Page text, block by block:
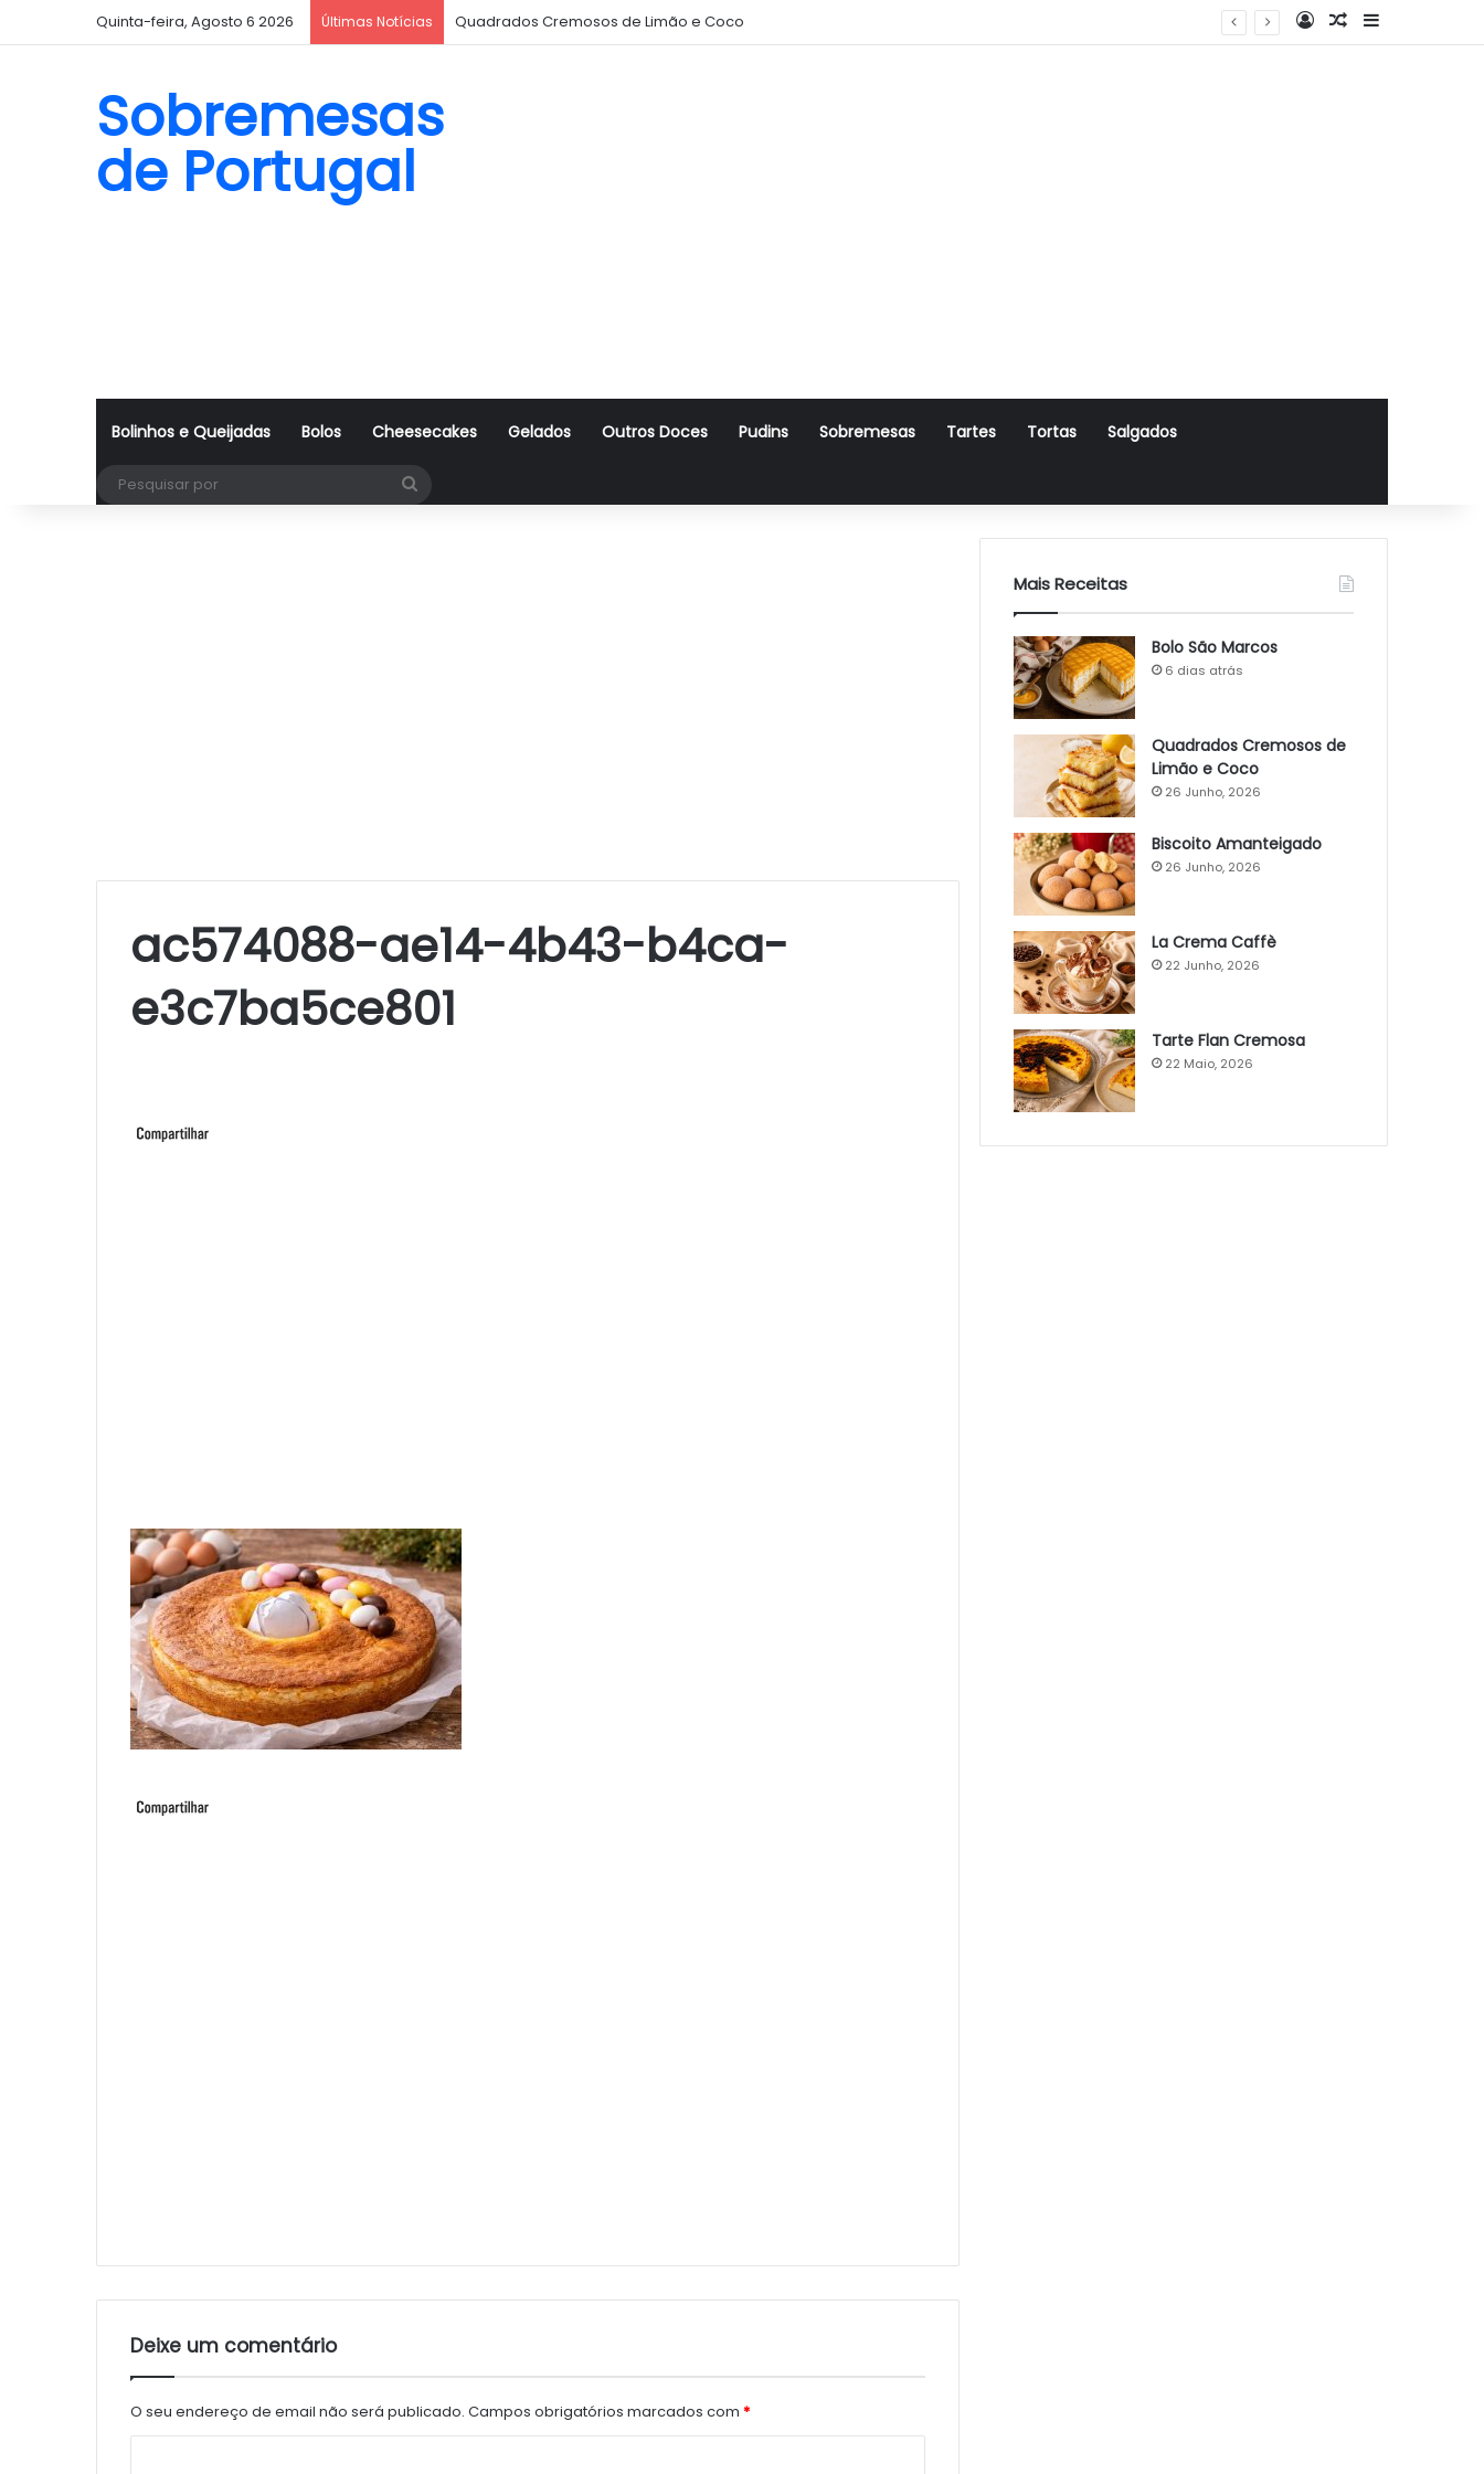
Quinta-feira, Agosto 6 2026 Últimas Notícias Quadrados Cremosos de Limão e Coco Log InArtigo Aleatório
Sidebar
Sobremesas
de Portugal
Bolinhos e Queijadas Bolos Cheesecakes Gelados Outros Doces Pudins Sobremesas Tartes Tortas Salgados
ac574088-ae14-4b43-b4ca-
e3c7ba5ce801
Deixe um comentário
O seu endereço de email não será publicado. Campos obrigatórios marcados com *
Mais Receitas
Bolo São Marcos
6 dias atrás
Quadrados Cremosos de
Limão e Coco
26 Junho, 2026
Biscoito Amanteigado
26 Junho, 2026
La Crema Caffè
22 Junho, 2026
Tarte Flan Cremosa
22 Maio, 2026